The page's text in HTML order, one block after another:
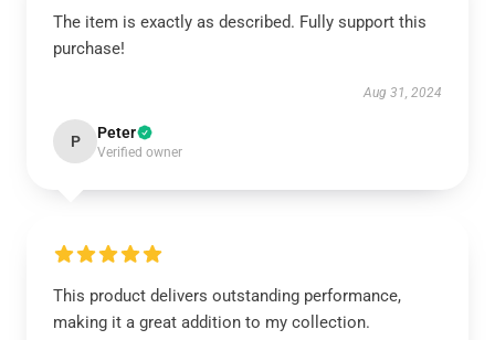
The item is exactly as described. Fully support this
purchase!
Aug 31, 2024
P Peter
Verified owner
This product delivers outstanding performance,
making it a great addition to my collection.